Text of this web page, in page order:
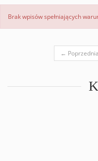
Brak wpisów spełniających
← Poprzednia